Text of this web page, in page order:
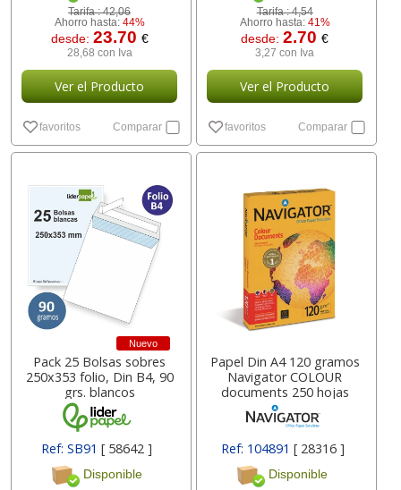
Tarifa :42,06
Ahorro hasta: 44%
desde: 23.70 €
28,68 con Iva
Ver el Producto
favoritos Comparar
Tarifa :4,54
Ahorro hasta: 41%
desde:2.70€
3,27 con Iva
Ver el Producto
favoritos Comparar
Nuevo
Pack 25 Bolsas sobres
250x353 folio, Din B4, 90
grs. blancos
Ref: SB91[ 58642 ]
Disponible
Papel Din A4 120 gramos
Navigator COLOUR
documents 250 hojas
Ref: 104891 [ 28316 ]
Disponible